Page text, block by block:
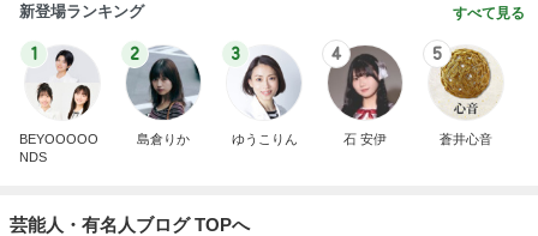
新登場ランキング すべて見る
1
BEYOOOOO
NDS
2
島倉りか
3
ゆうこりん
4
石 安伊
5
蒼井心音
芸能人・有名人ブログ TOPへ